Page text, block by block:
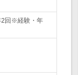
2回※経験・年